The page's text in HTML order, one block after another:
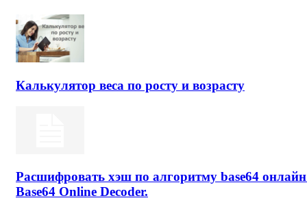
Калькулятор веса по росту и возрасту
Расшифровать хэш по алгоритму base64
Base64 Online Decoder.